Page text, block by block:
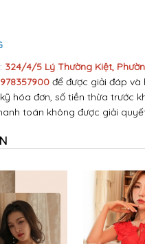
324/4/5 Lý Thường Kiệt,
để được giải đáp và
hóa đơn, số tiền thừa trước
toán không được giải